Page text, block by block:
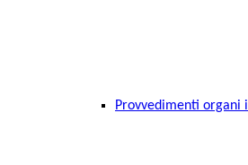
Provvedimenti organi